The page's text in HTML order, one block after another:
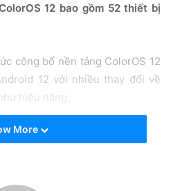
12 bao gồm 52 thiết bị
công bố nền tảng ColorOS 12
12 với nhiều thay đổi về
hiệu năng.
More